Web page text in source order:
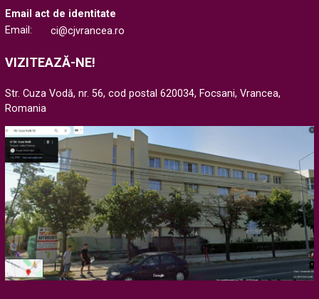
Email act de identitate
Email:
ci@cjvrancea.ro
VIZITEAZĂ-NE!
Str. Cuza Vodă, nr. 56, cod postal 620034, Focsani, Vrancea,
Romania